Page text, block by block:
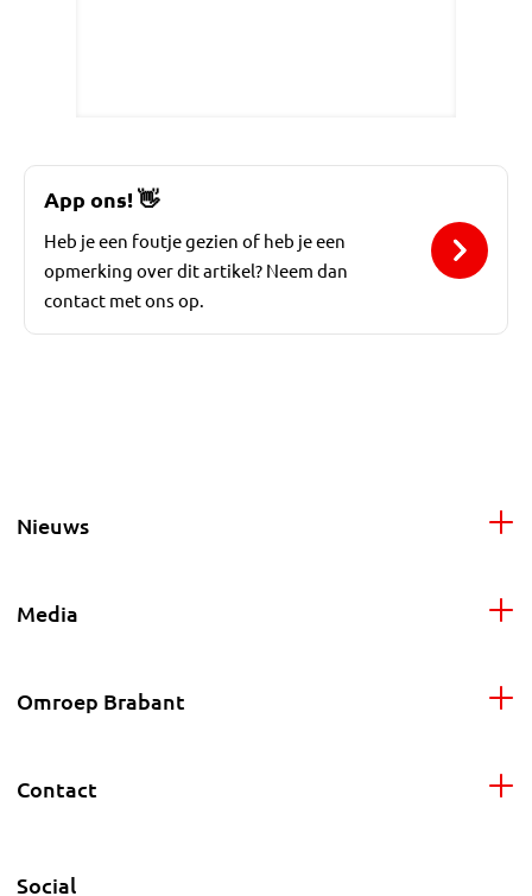
App ons!👋
Heb je een foutje gezien of heb je een
opmerking over dit artikel? Neem dan
contact met ons op.
Nieuws
Media
Omroep Brabant
Contact
Social